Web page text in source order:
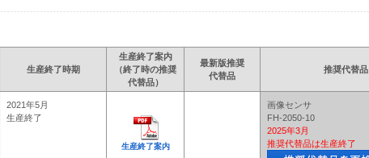
生産終了時期
生産終了案内
（終了時の推奨
代替品）
最新版推奨
代替品
推奨代替品
2021年5月
生産終了
生産終了案内
画像センサ
FH-2050-10
2025年3月
推奨代替品は生産終了